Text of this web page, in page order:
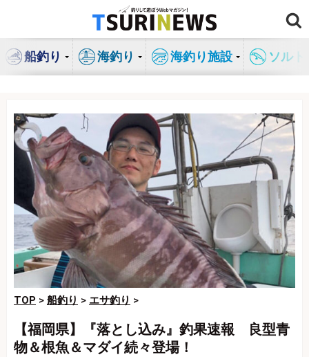
ン
船釣り 海釣り 海釣り施設 ソル
TOP > 船釣り > エサ釣り >
【福岡県】『落とし込み』釣果速報 良型青
物＆根魚＆マダイ続々登場！